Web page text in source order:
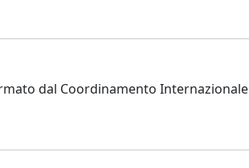
dal Coordinamento